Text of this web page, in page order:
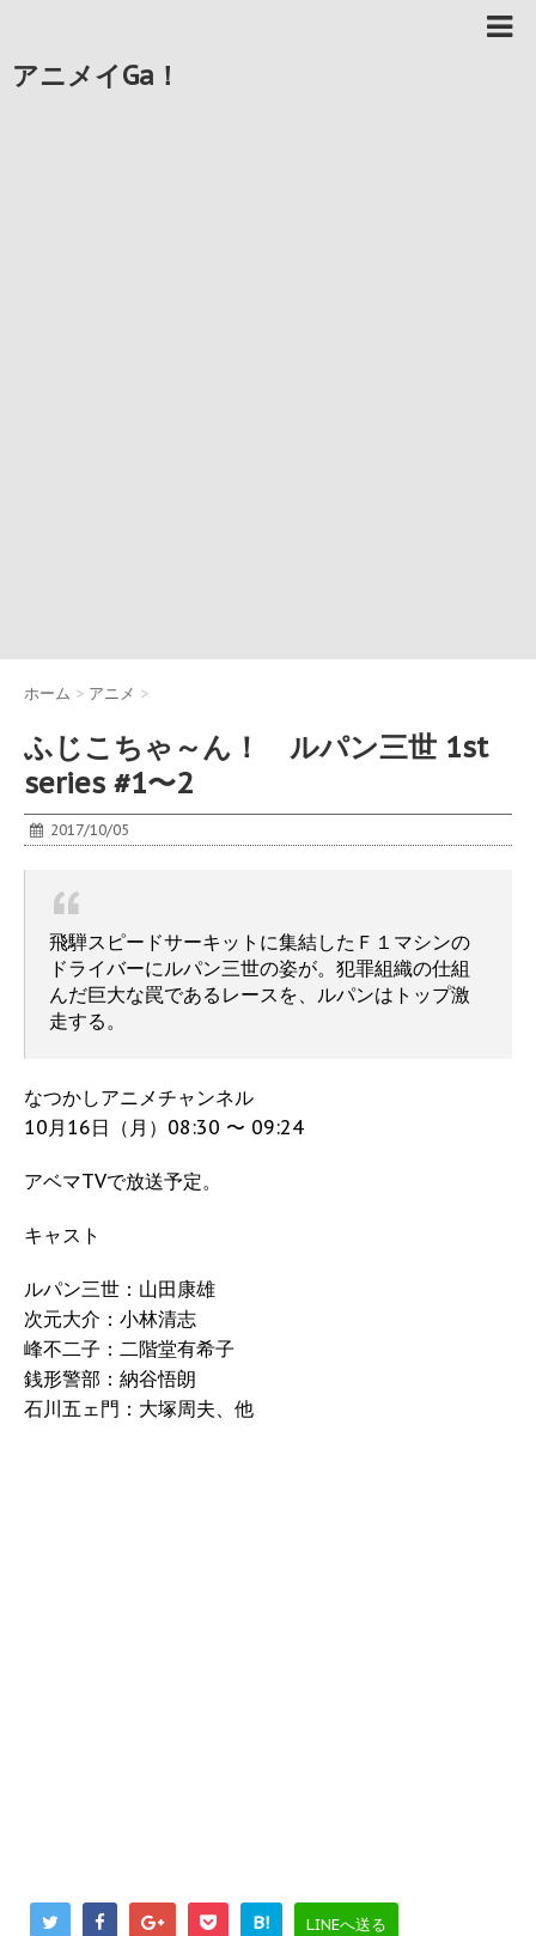
アニメイGa！
ホーム > アニメ >
ふじこちゃ～ん！ ルパン三世 1st
series #1〜2
2017/10/05
飛騨スピードサーキットに集結したＦ１マシンの
ドライバーにルパン三世の姿が。犯罪組織の仕組
んだ巨大な罠であるレースを、ルパンはトップ激
走する。
なつかしアニメチャンネル
10月16日（月）08:30 〜 09:24
アベマTVで放送予定。
キャスト
ルパン三世：山田康雄
次元大介：小林清志
峰不二子：二階堂有希子
銭形警部：納谷悟朗
石川五ェ門：大塚周夫、他
B! LINEへ送る